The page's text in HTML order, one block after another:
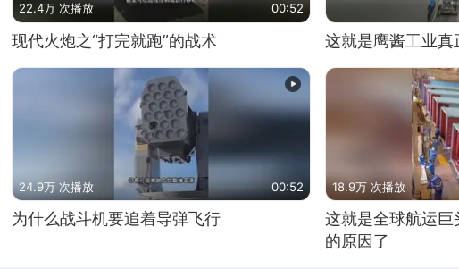
22.4万 次播放 00:52
现代火炮之“打完就跑”的战术 这就是鹰酱工业真
24.9万 次播放 00:52
为什么战斗机要追着导弹飞行
18.9万 次播放
这就是全球航运
的原因了